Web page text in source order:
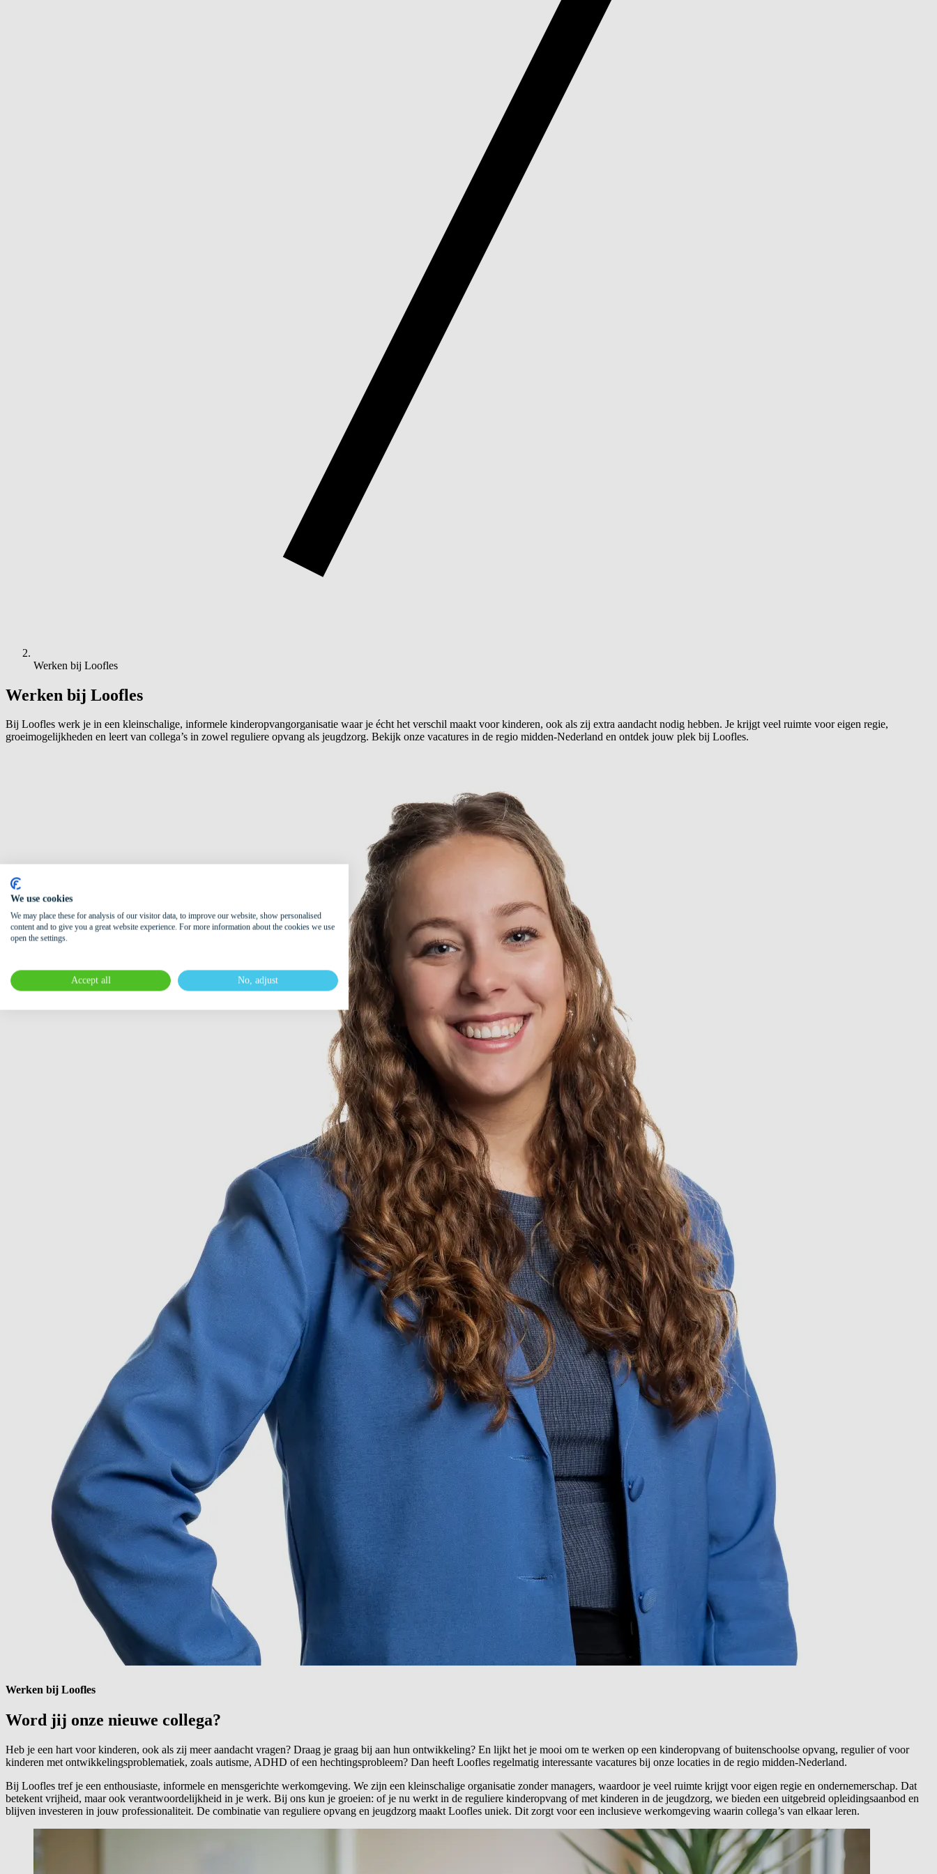
Werken bij Loofles
Werken bij Loofles
Bij Loofles werk je in een kleinschalige, informele kinderopvangorganisatie waar je écht het verschil maakt voor kinderen, ook als zij extra aandacht nodig hebben. Je krijgt veel ruimte voor eigen regie,
groeimogelijkheden en leert van collega’s in zowel reguliere opvang als jeugdzorg. Bekijk onze vacatures in de regio midden-Nederland en ontdek jouw plek bij Loofles.
Werken bij Loofles
Word jij onze nieuwe collega?
Heb je een hart voor kinderen, ook als zij meer aandacht vragen? Draag je graag bij aan hun ontwikkeling? En lijkt het je mooi om te werken op een kinderopvang of buitenschoolse opvang, regulier of voor
kinderen met ontwikkelingsproblematiek, zoals autisme, ADHD of een hechtingsprobleem? Dan heeft Loofles regelmatig interessante vacatures bij onze locaties in de regio midden-Nederland.
Bij Loofles tref je een enthousiaste, informele en mensgerichte werkomgeving. We zijn een kleinschalige organisatie zonder managers, waardoor je veel ruimte krijgt voor eigen regie en ondernemerschap. Dat
betekent vrijheid, maar ook verantwoordelijkheid in je werk. Bij ons kun je groeien: of je nu werkt in de reguliere kinderopvang of met kinderen in de jeugdzorg, we bieden een uitgebreid opleidingsaanbod en
blijven investeren in jouw professionaliteit. De combinatie van reguliere opvang en jeugdzorg maakt Loofles uniek. Dit zorgt voor een inclusieve werkomgeving waarin collega’s van elkaar leren.
We use cookies
We may place these for analysis of our visitor data, to improve our website, show personalised
content and to give you a great website experience. For more information about the cookies we use
open the settings.
Accept all No, adjust